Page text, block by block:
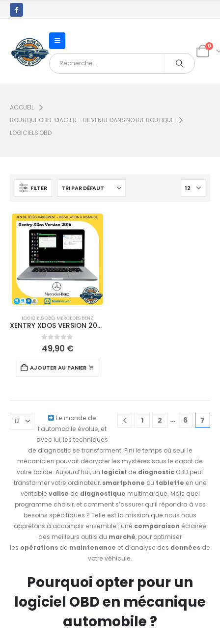
0
ACCUEIL
BOUTIQUE OBD-DIAG.FR – BIEVENUE DANS NOTRE BOUTIQUE
LOGICIELS OBD
FILTER
LOGICIELS OBD, MERCEDES BENZ
XENTRY XDOS VERSION 2021.6.4 – TELECHARGEMENT
0sur 5
49,90 €
AJOUTER AU PANIER
1 2 … 6 7
Le monde de
l’automobile évolue, et
avec lui, les techniques
de diagnostic se transforment. Fini le temps où seul le
mécanicien pouvait décrypter les mystères sous le capot de
votre bolide. Aujourd’hui, un logiciel de diagnostic OBD peut
transformer votre ordinateur, smartphone ou tablette en une
véritable valise de diagnostique multimarque. Mais quel
programme choisir, et comment s’assurer qu’il répondra à vos
besoins spécifiques ? Telle est la mission que nous nous
apprêtons à accomplir ensemble : une comparaison éclairée
des meilleurs outils du marché, pour optimiser
les opérations de maintenance et d’analyse des données de
votre véhicule.
Pourquoi opter pour un
logiciel OBD en mécanique
automobile ?